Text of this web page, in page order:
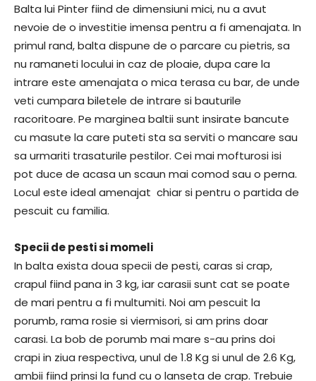
Balta lui Pinter fiind de dimensiuni mici, nu a avut
nevoie de o investitie imensa pentru a fi amenajata. In
primul rand, balta dispune de o parcare cu pietris, sa
nu ramaneti locului in caz de ploaie, dupa care la
intrare este amenajata o mica terasa cu bar, de unde
veti cumpara biletele de intrare si bauturile
racoritoare. Pe marginea baltii sunt insirate bancute
cu masute la care puteti sta sa serviti o mancare sau
sa urmariti trasaturile pestilor. Cei mai mofturosi isi
pot duce de acasa un scaun mai comod sau o perna.
Locul este ideal amenajat chiar si pentru o partida de
pescuit cu familia.
Specii de pesti si momeli
In balta exista doua specii de pesti, caras si crap,
crapul fiind pana in 3 kg, iar carasii sunt cat se poate
de mari pentru a fi multumiti. Noi am pescuit la
porumb, rama rosie si viermisori, si am prins doar
carasi. La bob de porumb mai mare s-au prins doi
crapi in ziua respectiva, unul de 1.8 Kg si unul de 2.6 Kg,
ambii fiind prinsi la fund cu o lanseta de crap. Trebuie